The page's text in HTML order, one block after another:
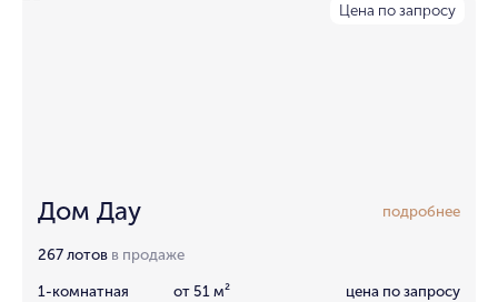
Цена по запросу
Дом Дау подробнее
267 лотов в продаже
1-комнатная от 51 м² цена по запросу